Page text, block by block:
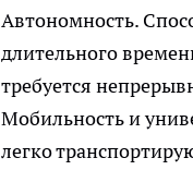
Автономность.
длительного
требуется
Мобильность и
легко